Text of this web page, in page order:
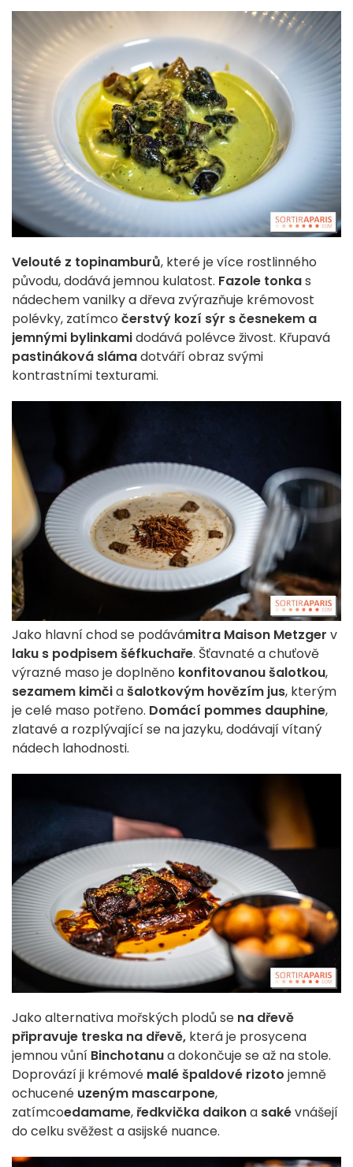
Velouté z topinamburů, které je více rostlinného
původu, dodává jemnou kulatost. Fazole tonkas
nádechem vanilky a dřeva zvýrazňuje krémovost
polévky, zatímco čerstvý kozí sýr s česnekem a
jemnými bylinkamidodává polévce živost. Křupavá
pastináková slámadotváří obraz svými
kontrastními texturami.
Jako hlavní chod se podávámitra Maison Metzger v
laku s podpisem šéfkuchaře. Šťavnaté a chuťově
výrazné maso je doplněno konfitovanou šalotkou,
sezamem kimčiašalotkovým hovězím jus, kterým
je celé maso potřeno. Domácí pommes dauphine,
zlatavé a rozplývající se na jazyku, dodávají vítaný
nádech lahodnosti.
Jako alternativa mořských plodů se na dřevě
připravuje treska na dřevě, která je prosycena
jemnou vůní Binchotanua dokončuje se až na stole.
Doprovází ji krémové malé špaldové rizoto jemně
ochucené uzeným mascarpone,
zatímcoedamame, ředkvička daikona sakévnášejí
do celku svěžest a asijské nuance.